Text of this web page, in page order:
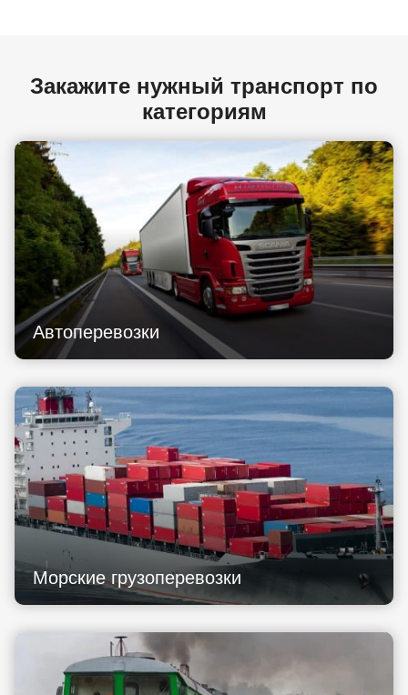
Закажите нужный транспорт по
категориям
Автоперевозки
Морские грузоперевозки